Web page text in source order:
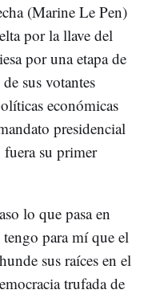
(Marine Le Pen)
por la llave del
por una etapa de
sus votantes
económicas
presidencial
su primer
lo que pasa en
tengo para mí que el
sus raíces en el
trufada de